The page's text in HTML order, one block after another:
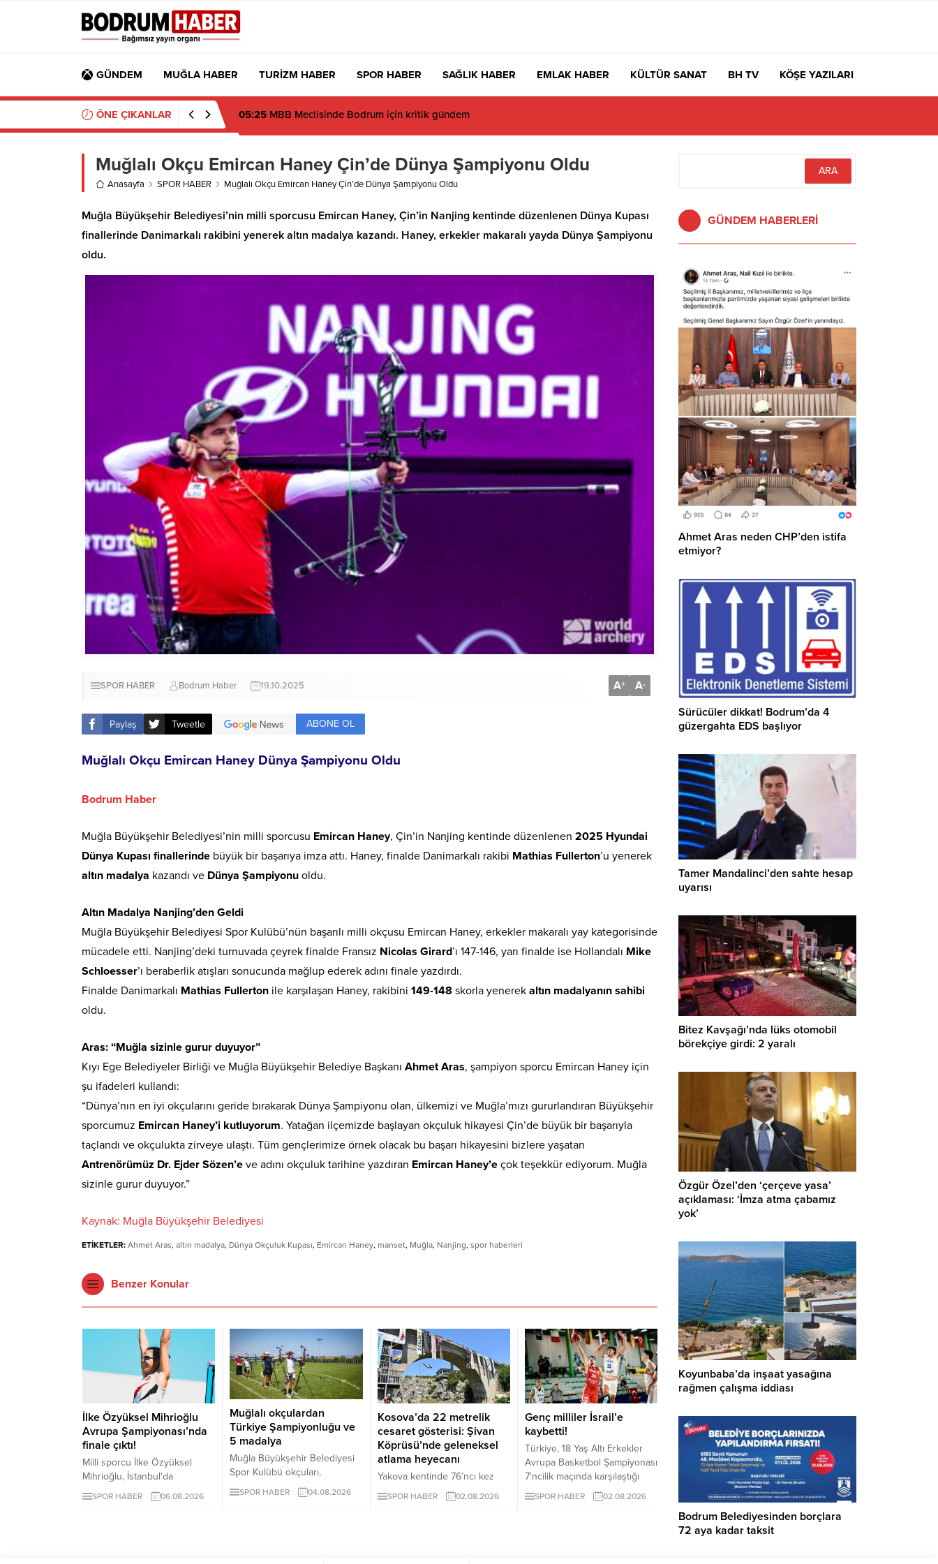
GÜNDEM MUĞLA HABER TURİZM HABER SPOR HABER SAĞLIK HABER EMLAK HABER KÜLTÜR SANAT BH TV KÖŞE YAZILARI
ÖNE ÇIKANLAR 19:16Atatürk’ün İsmi Var, Cismi Yok: Atatürkçü Düşünce Derneği Pusulayı mı Şaşırdı Yoksa Navigasyon mu Bozuldu?
Muğlalı Okçu Emircan Haney Çin’de Dünya Şampiyonu Oldu
Anasayfa SPOR HABER Muğlalı Okçu Emircan Haney Çin’de Dünya Şampiyonu Oldu
Muğla Büyükşehir Belediyesi’nin milli sporcusu Emircan Haney, Çin’in Nanjing kentinde düzenlenen Dünya Kupası
finallerinde Danimarkalı rakibini yenerek altın madalya kazandı. Haney, erkekler makaralı yayda Dünya Şampiyonu
oldu.
SPOR HABER Bodrum Haber 19.10.2025 A+ A-
Paylaş Tweetle ABONE OL
Muğlalı Okçu Emircan Haney Dünya Şampiyonu Oldu
Bodrum Haber
Muğla Büyükşehir Belediyesi’nin milli sporcusu Emircan Haney, Çin’in Nanjing kentinde düzenlenen 2025 Hyundai
Dünya Kupası finallerinde büyük bir başarıya imza attı. Haney, finalde Danimarkalı rakibi Mathias Fullerton’u yenerek
altın madalya kazandı ve Dünya Şampiyonu oldu.
Altın Madalya Nanjing’den Geldi
Muğla Büyükşehir Belediyesi Spor Kulübü’nün başarılı milli okçusu Emircan Haney, erkekler makaralı yay kategorisinde
mücadele etti. Nanjing’deki turnuvada çeyrek finalde Fransız Nicolas Girard’ı 147-146, yarı finalde ise Hollandalı Mike
Schloesser’ı beraberlik atışları sonucunda mağlup ederek adını finale yazdırdı.
Finalde Danimarkalı Mathias Fullerton ile karşılaşan Haney, rakibini 149-148 skorla yenerek altın madalyanın sahibi
oldu.
Aras: “Muğla sizinle gurur duyuyor”
Kıyı Ege Belediyeler Birliği ve Muğla Büyükşehir Belediye Başkanı Ahmet Aras, şampiyon sporcu Emircan Haney için
şu ifadeleri kullandı:
“Dünya’nın en iyi okçularını geride bırakarak Dünya Şampiyonu olan, ülkemizi ve Muğla’mızı gururlandıran Büyükşehir
sporcumuz Emircan Haney’i kutluyorum. Yatağan ilçemizde başlayan okçuluk hikayesi Çin’de büyük bir başarıyla
taçlandı ve okçulukta zirveye ulaştı. Tüm gençlerimize örnek olacak bu başarı hikayesini bizlere yaşatan
Antrenörümüz Dr. Ejder Sözen’e ve adını okçuluk tarihine yazdıran Emircan Haney’e çok teşekkür ediyorum. Muğla
sizinle gurur duyuyor.”
Kaynak: Muğla Büyükşehir Belediyesi
ETİKETLER: Ahmet Aras, altın madalya, Dünya Okçuluk Kupası, Emircan Haney, manset, Muğla, Nanjing, spor haberleri
Benzer Konular
İlke Özyüksel Mihrioğlu
Avrupa Şampiyonası’nda
finale çıktı!
Milli sporcu İlke Özyüksel
Mihrioğlu, İstanbul'da
düzenlenen 2026 Avrupa
Büyükler Modern Pentatlon
SPOR HABER 06.08.2026
Muğlalı okçulardan
Türkiye Şampiyonluğu ve
5 madalya
Muğla Büyükşehir Belediyesi
Spor Kulübü okçuları,
Samsun’daki 15 Temmuz
Demokrasi ve Millî Birlik
SPOR HABER 04.08.2026
Kosova’da 22 metrelik
cesaret gösterisi: Şivan
Köprüsü’nde geleneksel
atlama heyecanı
Yakova kentinde 76’ncı kez
düzenlenen Şivan Köprüsü
Geleneksel Atlama Yarışı,
SPOR HABER 02.08.2026
Genç milliler İsrail’e
kaybetti!
Türkiye, 18 Yaş Altı Erkekler
Avrupa Basketbol Şampiyonası
7'ncilik maçında karşılaştığı
İsrail'e 85-79 mağlup oldu.
SPOR HABER 02.08.2026
GÜNDEM HABERLERİ
Ahmet Aras neden CHP’den istifa
etmiyor?
Sürücüler dikkat! Bodrum’da 4
güzergahta EDS başlıyor
Tamer Mandalinci’den sahte hesap
uyarısı
Bitez Kavşağı’nda lüks otomobil
börekçiye girdi: 2 yaralı
Özgür Özel’den ‘çerçeve yasa’
açıklaması: ‘İmza atma çabamız
yok’
Koyunbaba’da inşaat yasağına
rağmen çalışma iddiası
Bodrum Belediyesinden borçlara
72 aya kadar taksit